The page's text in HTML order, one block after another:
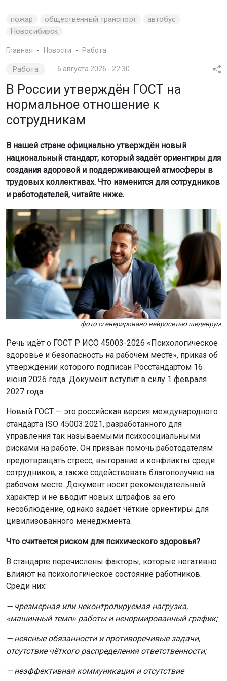
пожар общественный транспорт
автобус
Новосибирск
Главная Новости Работа
Работа 6 августа 2026 - 22:30
В России утверждён ГОСТ на
нормальное отношение к
сотрудникам
В нашей стране официально утверждён новый
национальный стандарт, который задаёт ориентиры для
создания здоровой и поддерживающей атмосферы в
трудовых коллективах. Что изменится для сотрудников
и работодателей, читайте ниже.
фото сгенерировано нейросетью шедеврум
Речь идёт о ГОСТ Р ИСО 45003-2026 «Психологическое
здоровье и безопасность на рабочем месте», приказ об
утверждении которого подписан Росстандартом 16
июня 2026 года. Документ вступит в силу 1 февраля
2027 года.
Новый ГОСТ — это российская версия международного
стандарта ISO 45003:2021, разработанного для
управления так называемыми психосоциальными
рисками на работе. Он призван помочь работодателям
предотвращать стресс, выгорание и конфликты среди
сотрудников, а также содействовать благополучию на
рабочем месте. Документ носит рекомендательный
характер и не вводит новых штрафов за его
несоблюдение, однако задаёт чёткие ориентиры для
цивилизованного менеджмента.
Что считается риском для психического здоровья?
В стандарте перечислены факторы, которые негативно
влияют на психологическое состояние работников.
Среди них:
— чрезмерная или неконтролируемая нагрузка,
«машинный темп» работы и ненормированный график;
— неясные обязанности и противоречивые задачи,
отсутствие чёткого распределения ответственности;
— неэффективная коммуникация и отсутствие